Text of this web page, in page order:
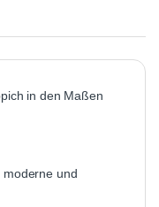
in den Maßen
moderne und